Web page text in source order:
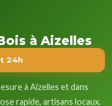
à Aizelles
24h
à Aizelles et dans
rapide, artisans locaux.